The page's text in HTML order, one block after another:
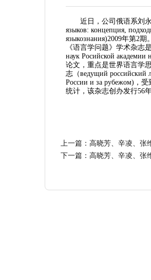
近日，公司俄语系刘
языков: концепция,
языкознания)2009年第2期。
《语言学问题》学术杂志
наук Росийской
论文，重点是世界语言学
志（ведущий российский
России и за рубежом)，
统计，该杂志创办发行56
上一篇： 高晓芳、辛凌、张
下一篇： 高晓芳、辛凌、张